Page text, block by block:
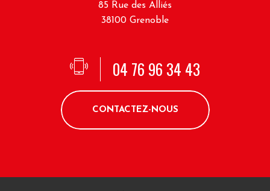
85 Rue des Alliés
38100 Grenoble
04 76 96 34 43
CONTACTEZ-NOUS